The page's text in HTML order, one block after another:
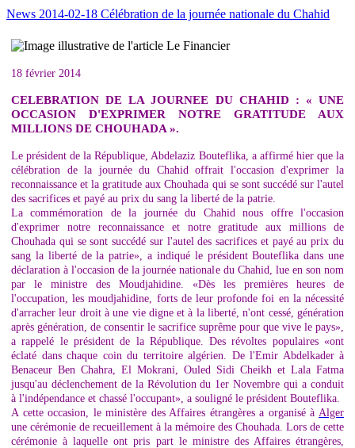
News 2014-02-18 Célébration de la journée nationale du Chahid
18 février 2014
CELEBRATION DE LA JOURNEE DU CHAHID : « UNE
OCCASION D'EXPRIMER NOTRE GRATITUDE AUX
MILLIONS DE CHOUHADA ».
Le président de la République, Abdelaziz Bouteflika, a affirmé hier que la
célébration de la journée du Chahid offrait l'occasion d'exprimer la
reconnaissance et la gratitude aux Chouhada qui se sont succédé sur l'autel
des sacrifices et payé au prix du sang la liberté de la patrie.
La commémoration de la journée du Chahid nous offre l'occasion
d'exprimer notre reconnaissance et notre gratitude aux millions de
Chouhada qui se sont succédé sur l'autel des sacrifices et payé au prix du
sang la liberté de la patrie», a indiqué le président Bouteflika dans une
déclaration à l'occasion de la journée nationale du Chahid, lue en son nom
par le ministre des Moudjahidine. «Dès les premières heures de
l'occupation, les moudjahidine, forts de leur profonde foi en la nécessité
d'arracher leur droit à une vie digne et à la liberté, n'ont cessé, génération
après génération, de consentir le sacrifice suprême pour que vive le pays»,
a rappelé le président de la République. Des révoltes populaires «ont
éclaté dans chaque coin du territoire algérien. De l'Emir Abdelkader à
Benaceur Ben Chahra, El Mokrani, Ouled Sidi Cheikh et Lala Fatma
jusqu'au déclenchement de la Révolution du 1er Novembre qui a conduit
à l'indépendance et chassé l'occupant», a souligné le président Bouteflika.
A cette occasion, le ministère des Affaires étrangères a organisé à Alger
une cérémonie de recueillement à la mémoire des Chouhada. Lors de cette
cérémonie à laquelle ont pris part le ministre des Affaires étrangères,